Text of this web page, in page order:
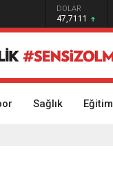
DOLAR
47,7111
Sağlık Eğitim